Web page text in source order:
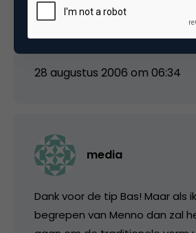
open source innovatie
ook het HBR-artikel lezen, dank
28 augustus 2006 om 06:34
media
Dank voor de tip Bas! Maar als
begrepen van Menno dan zal